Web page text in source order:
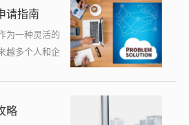
满足购房、创
请指南
为一种灵活的
越多个人和企
款方式，都能
略